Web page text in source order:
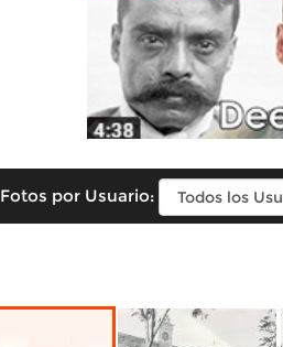
Fotos por Usuario: